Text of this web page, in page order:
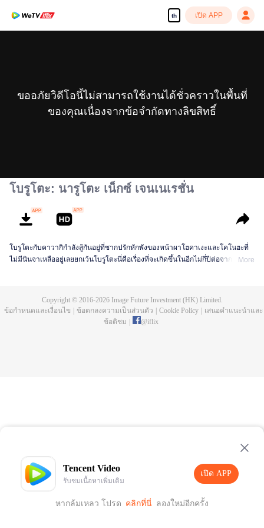
th เปิด APP
Tencent Video
รับชมเนื้อหาเพิ่มเติม
เปิด APP
หากล้มเหลว โปรด คลิกที่นี่ ลองใหม่อีกครั้ง
เปิด APP
ขออภัยวิดีโอนี้ไม่สามารถใช้งานได้ชั่วคราวในพื้นที่
ของคุณเนื่องจากข้อจำกัดทางลิขสิทธิ์
โบรูโตะ: นารูโตะ เน็กซ์ เจนเนเรชั่น
โบรูโตะกับคาวากิกำลังสู้กันอยู่ที่ซากปรักหักพังของหน้าผาโฮคาเงะและโคโนฮะที่
ไม่มีนินจาเหลืออยู่เลยยกเว้นโบรูโตะนี่คือเรื่องที่จะเกิดขึ้นในอีกไม่กี่ปีต่อจากนี้
More
Copyright © 2016-2026Image Future Investment (HK) Limited.
ข้อกำหนดและเงื่อนไข
ข้อตกลงความเป็นส่วนตัว Cookie Policy
เสนอคำแนะนำและ
ข้อติชม
@iflix